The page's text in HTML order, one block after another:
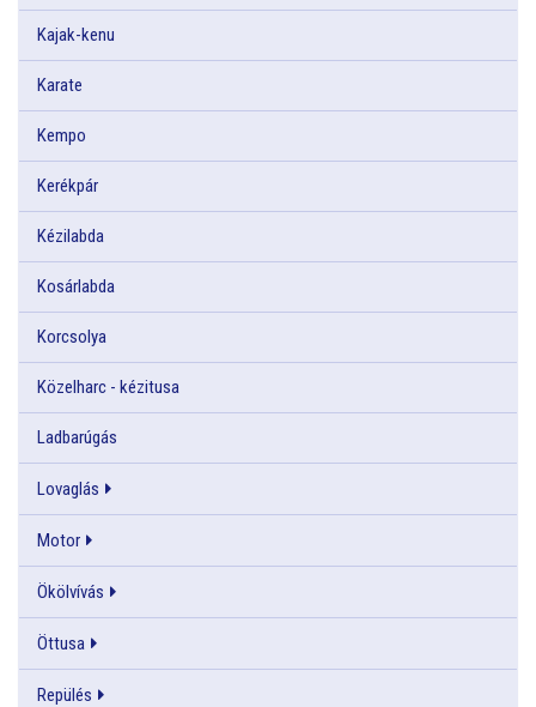
Kajak-kenu
Karate
Kempo
Kerékpár
Kézilabda
Kosárlabda
Korcsolya
Közelharc - kézitusa
Ladbarúgás
Lovaglás
Motor
Ökölvívás
Öttusa
Repülés